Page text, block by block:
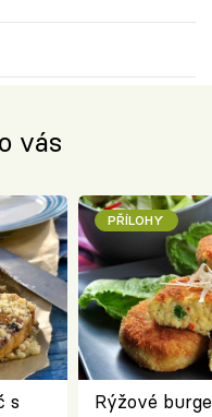
vás
s
PŘÍLOHY
Rýžové